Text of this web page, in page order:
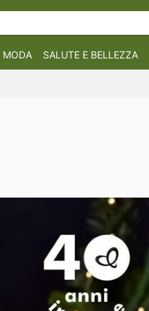
MODA SALUTE E BELLEZZA